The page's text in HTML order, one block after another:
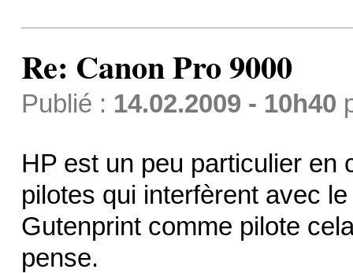
Re: Canon Pro 9000
Publié : 14.02.2009 - 10h40
HP est un peu particulier
pilotes qui interfèrent avec
Gutenprint comme pilote
pense.